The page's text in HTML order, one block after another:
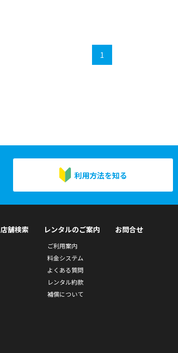
1
利用方法を知る
店舗検索 レンタルのご案内
ご利用案内
料金システム
よくある質問
レンタル約款
補償について
お問合せ